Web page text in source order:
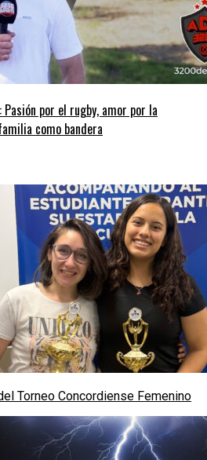
por el rugby, amor por la
como bandera
Torneo Concordiense Femenino